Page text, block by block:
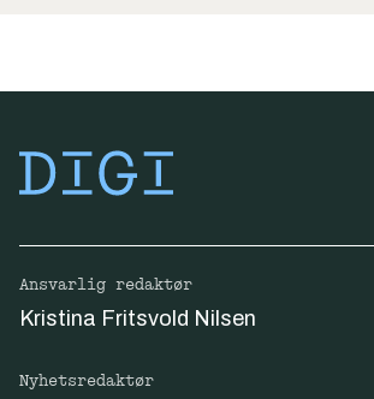
Ansvarlig redaktør
Kristina Fritsvold Nilsen
Nyhetsredaktør